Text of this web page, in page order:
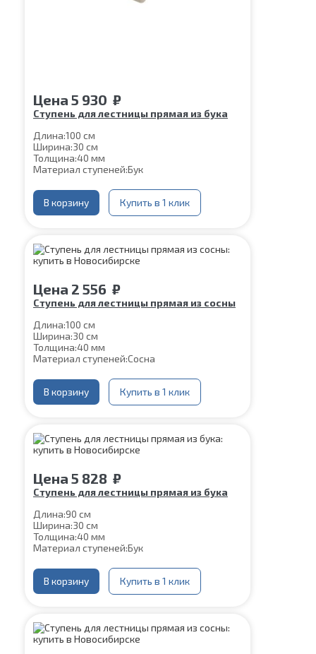
Цена 5 930 ₽
Ступень для лестницы прямая из бука
Длина:100 см
Ширина:30 см
Толщина:40 мм
Материал ступеней:Бук
В корзину Купить в 1 клик
Цена 2 556 ₽
Ступень для лестницы прямая из сосны
Длина:100 см
Ширина:30 см
Толщина:40 мм
Материал ступеней:Сосна
В корзину Купить в 1 клик
Цена 5 828 ₽
Ступень для лестницы прямая из бука
Длина:90 см
Ширина:30 см
Толщина:40 мм
Материал ступеней:Бук
В корзину Купить в 1 клик